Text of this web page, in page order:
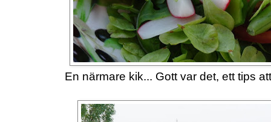
En närmare kik... Gott var det, ett tips